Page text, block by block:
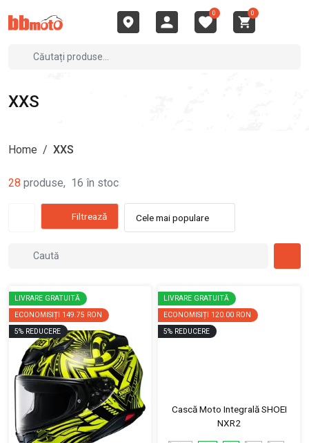
0 0
XXS
Home / XXS
28 produse, 16 în stoc
Filtrează Cele mai populare
LIVRARE GRATUITĂ
ECONOMISIȚI 149.75 RON
5% REDUCERE
LIVRARE GRATUITĂ
ECONOMISIȚI 120.00 RON
5% REDUCERE
Cască Moto Integrală SHOEI
NXR2